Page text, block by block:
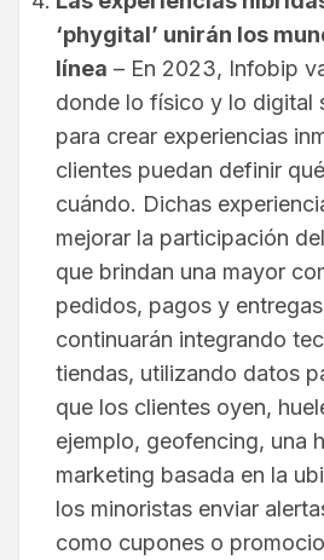
‘phygital’ unirán los
línea – En 2023, Infobip
donde lo físico y lo digital
para crear experiencias
clientes puedan definir
cuándo. Dichas
mejorar la participación
que brindan una mayor
pedidos, pagos y
continuarán integrando
tiendas, utilizando datos
que los clientes oyen,
ejemplo, geofencing, una
marketing basada en la
los minoristas enviar
como cupones o